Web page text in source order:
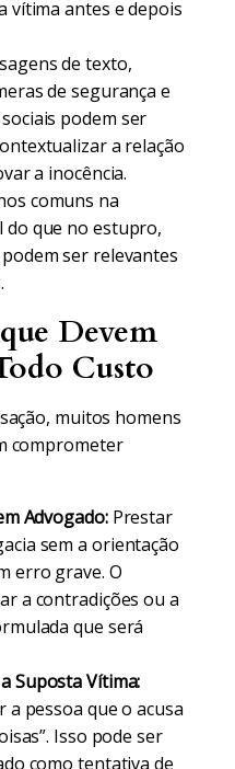
vítima antes e depois
de texto,
de segurança e
podem ser
a relação
a inocência.
comuns na
do que no estupro,
ser relevantes
Devem
Custo
muitos homens
comprometer
Advogado:Prestar
sem a orientação
erro grave. O
a contradições ou a
que será
Suposta Vítima:
a pessoa que o acusa
Isso pode ser
como tentativa de